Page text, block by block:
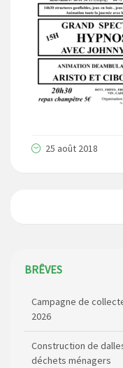
25 août 2018
BRÊVES
Campagne de
2026
Construction de
déchets ménagers